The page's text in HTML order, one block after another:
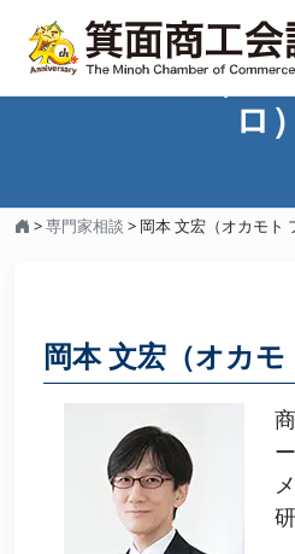
岡本 文宏（オ
ロ）
>専門家相談 > 岡本 文宏（オカモト
岡本 文宏（オカモ